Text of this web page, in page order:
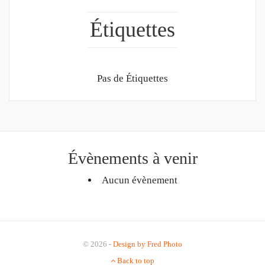
Étiquettes
Pas de Étiquettes
Évènements à venir
Aucun évènement
© 2026 - Design by Fred Photo
Back to top